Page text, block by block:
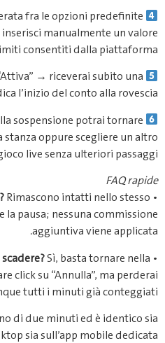
fra le opzioni predefinite
inserisci manualmente un valore
consentiti dalla piattaforma.
→ riceverai subito una
l’inizio del conto alla rovescia.
sospensione potrai tornare
oppure scegliere un altro
live senza ulteriori passaggi.
FAQ rapide
•
Rimascono intatti nello stesso
la pausa; nessuna commissione
aggiuntiva viene applicata.
•
Sì, basta tornare nella
click su “Annulla”, ma perderai
tutti i minuti già conteggiati.
di due minuti ed è identico sia
sia sull’app mobile dedicata.